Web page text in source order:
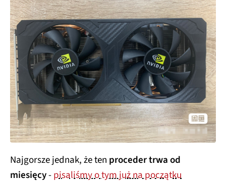
Najgorsze jednak, że ten proceder trwa od
miesięcy-pisaliśmy o tym już na początku